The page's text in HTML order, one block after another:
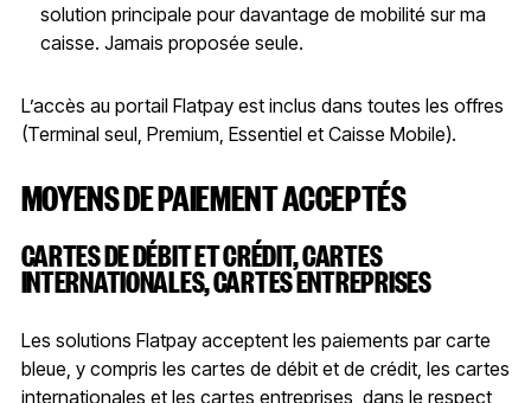
solution principale pour davantage de mobilité sur ma
caisse. Jamais proposée seule.
L’accès au portail Flatpay est inclus dans toutes les offres
(Terminal seul, Premium, Essentiel et Caisse Mobile).
MOYENS DE PAIEMENT ACCEPTÉS
CARTES DE DÉBIT ET CRÉDIT, CARTES
INTERNATIONALES, CARTES ENTREPRISES
Les solutions Flatpay acceptent les paiements par carte
bleue, y compris les cartes de débit et de crédit, les cartes
internationales et les cartes entreprises, dans le respect